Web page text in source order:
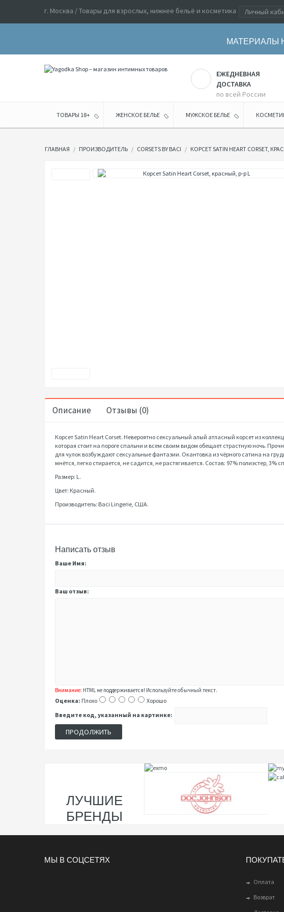
г. Москва / Товары для взрослых, нижнее бельё и косметика Личный
МАТЕРИАЛЫ
ЕЖЕДНЕВНАЯ
ДОСТАВКА
по всей России
ТОВАРЫ 18+ ЖЕНСКОЕ БЕЛЬЕ МУЖСКОЕ БЕЛЬЕ
ГЛАВНАЯ ПРОИЗВОДИТЕЛЬ CORSETS BY BACI КОРСЕТ SATIN HEART CORSET,
Описание Отзывы (0)
Корсет Satin Heart Corset. Невероятно сексуальный алый атласный корсет из
которая стоит на пороге спальни и всем своим видом обещает страстную ночь.
для чулок возбуждают сексуальные фантазии. Окантовка из чёрного сатина на
мнётся, легко стирается, не садится, не растягивается. Состав: 97% полиэстер,
Размер: L.
Цвет: Красный.
Производитель: Baci Lingerie, США.
Написать отзыв
Ваше Имя:
Ваш отзыв:
Внимание: HTML не поддерживается! Используйте обычный текст.
Оценка: Плохо
Хорошо
Введите код, указанный на картинке:
ПРОДОЛЖИТЬ
ЛУЧШИЕ
БРЕНДЫ
МЫ В СОЦСЕТЯХ
Оплата
Возврат